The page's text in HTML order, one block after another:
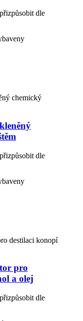
dle
dle
pro
a olej
dle